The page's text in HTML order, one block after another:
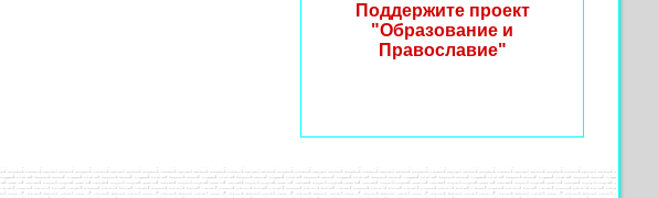
Поддержите проект
"Образование и
Православие"